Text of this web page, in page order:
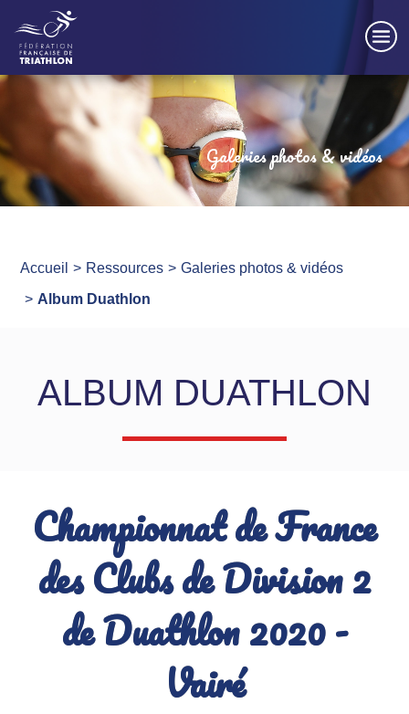
Galeries photos & vidéos
Accueil Ressources
Galeries photos & vidéos
Album Duathlon
ALBUM DUATHLON
Championnat de France
des Clubs de Division 2
de Duathlon 2020 -
Vairé
Panneau de gestion des cookies